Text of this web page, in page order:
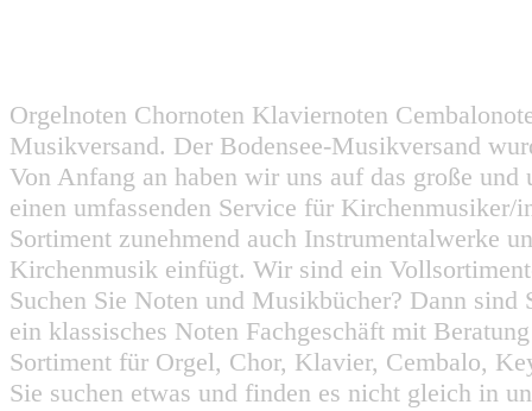
Orgelnoten Chornoten Klaviernoten
Musikversand. Der Bodensee-Musikversand
Von Anfang an haben wir uns auf das große
einen umfassenden Service für
Sortiment zunehmend auch Instrumentalwerke
Kirchenmusik einfügt. Wir sind ein
Suchen Sie Noten und Musikbücher? Dann
ein klassisches Noten Fachgeschäft mit
Sortiment für Orgel, Chor, Klavier, Cembalo,
Sie suchen etwas und finden es nicht gleich in